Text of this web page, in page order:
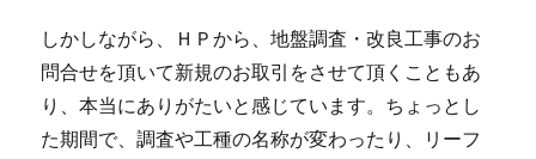
しかしながら、ＨＰから、地盤調査・改良工事のお
問合せを頂いて新規のお取引をさせて頂くこともあ
り、本当にありがたいと感じています。ちょっとし
た期間で、調査や工種の名称が変わったり、リーフ